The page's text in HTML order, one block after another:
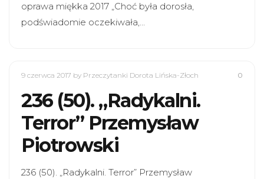
oprawa miękka 2017 „Choć była dorosła,
podświadomie oczekiwała,…
9 czerwca 2017 by Przeczytanki Dorota Lińska-Złoch 0
236 (50). „Radykalni.
Terror” Przemysław
Piotrowski
236 (50). „Radykalni. Terror” Przemysław